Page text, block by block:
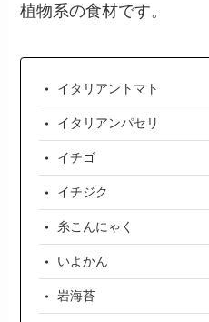
植物系の食材です。
イタリアントマト
イタリアンパセリ
イチゴ
イチジク
糸こんにゃく
いよかん
岩海苔